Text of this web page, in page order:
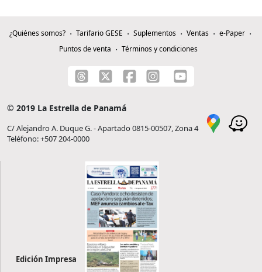
¿Quiénes somos? Tarifario GESE Suplementos Ventas
e-Paper
Puntos de venta
Términos y condiciones
© 2019 La Estrella de Panamá
C/ Alejandro A. Duque G. - Apartado 0815-00507, Zona 4
Teléfono: +507 204-0000
Edición Impresa